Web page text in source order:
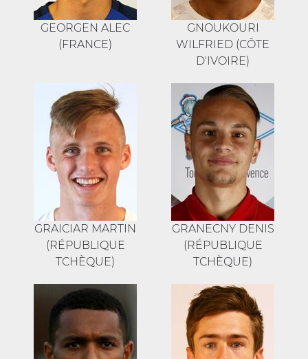
GEORGEN ALEC
(FRANCE)
GNOUKOURI
WILFRIED (CÔTE
D'IVOIRE)
GRAICIAR MARTIN
(RÉPUBLIQUE
TCHÈQUE)
GRANECNY DENIS
(RÉPUBLIQUE
TCHÈQUE)